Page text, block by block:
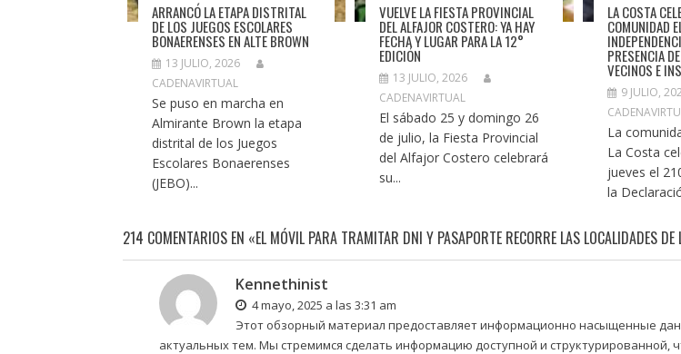
ARRANCÓ LA ETAPA DISTRITAL
DE LOS JUEGOS ESCOLARES
BONAERENSES EN ALTE BROWN
13 JULIO, 2026
CADENAVIRTUAL
Se puso en marcha en
Almirante Brown la etapa
distrital de los Juegos
Escolares Bonaerenses
(JEBO)...
VUELVE LA FIESTA PROVINCIAL
DEL ALFAJOR COSTERO: YA HAY
FECHA Y LUGAR PARA LA 12°
EDICIÓN
13 JULIO, 2026
CADENAVIRTUAL
El sábado 25 y domingo 26
de julio, la Fiesta Provincial
del Alfajor Costero celebrará
su...
LA COSTA
COMUNIDAD
PRESENCIA
VECINOS E
9 JULIO,
La
La Costa
jueves el
la
214 COMENTARIOS EN «EL MÓVIL PARA TRAMITAR DNI Y PASAPORTE RECORRE LAS LOCALIDADES DE
Kennethinist
4 mayo, 2025 a las 3:31 am
Этот обзорный материал предоставляет информационно насыщенные
актуальных тем. Мы стремимся сделать информацию доступной и структурированной,